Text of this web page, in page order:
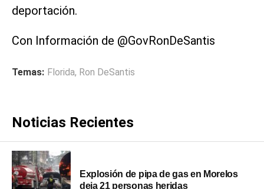
deportación.
Con Información de @GovRonDeSantis
Temas: Florida, Ron DeSantis
Noticias Recientes
Explosión de pipa de gas en Morelos
deja 21 personas heridas